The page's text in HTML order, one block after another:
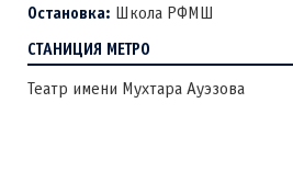
Остановка: Школа РФМШ
СТАНИЦИЯ МЕТРО
Театр имени Мухтара Ауэзова